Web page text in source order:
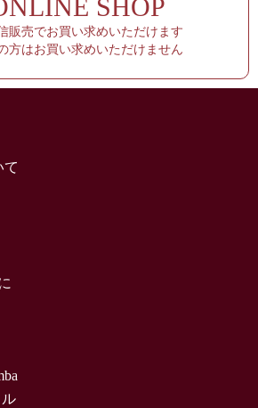
SHOP
販売でお買い求めいただけます
方はお買い求めいただけません
て